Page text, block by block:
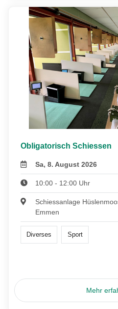
Obligatorisch Schiessen
Sa, 8. August 2026
10:00 - 12:00 Uhr
Schiessanlage
Emmen
Diverses Sport
Mehr